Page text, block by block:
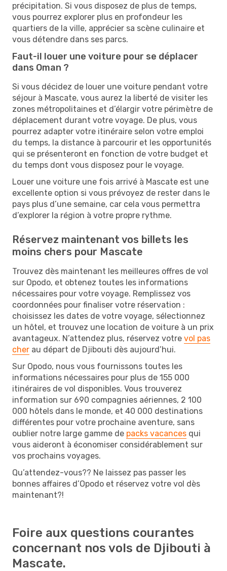
précipitation. Si vous disposez de plus de temps,
vous pourrez explorer plus en profondeur les
quartiers de la ville, apprécier sa scène culinaire et
vous détendre dans ses parcs.
Faut-il louer une voiture pour se déplacer
dans Oman ?
Si vous décidez de louer une voiture pendant votre
séjour à Mascate, vous aurez la liberté de visiter les
zones métropolitaines et d’élargir votre périmètre de
déplacement durant votre voyage. De plus, vous
pourrez adapter votre itinéraire selon votre emploi
du temps, la distance à parcourir et les opportunités
qui se présenteront en fonction de votre budget et
du temps dont vous disposez pour le voyage.
Louer une voiture une fois arrivé à Mascate est une
excellente option si vous prévoyez de rester dans le
pays plus d’une semaine, car cela vous permettra
d’explorer la région à votre propre rythme.
Réservez maintenant vos billets les
moins chers pour Mascate
Trouvez dès maintenant les meilleures offres de vol
sur Opodo, et obtenez toutes les informations
nécessaires pour votre voyage. Remplissez vos
coordonnées pour finaliser votre réservation :
choisissez les dates de votre voyage, sélectionnez
un hôtel, et trouvez une location de voiture à un prix
avantageux. N’attendez plus, réservez votre vol pas
cher au départ de Djibouti dès aujourd’hui.
Sur Opodo, nous vous fournissons toutes les
informations nécessaires pour plus de 155 000
itinéraires de vol disponibles. Vous trouverez
information sur 690 compagnies aériennes, 2 100
000 hôtels dans le monde, et 40 000 destinations
différentes pour votre prochaine aventure, sans
oublier notre large gamme de packs vacances qui
vous aideront à économiser considérablement sur
vos prochains voyages.
Qu’attendez-vous?? Ne laissez pas passer les
bonnes affaires d’Opodo et réservez votre vol dès
maintenant?!
Foire aux questions courantes
concernant nos vols de Djibouti à
Mascate.